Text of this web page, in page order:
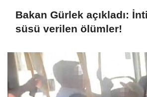
Bakan Gürlek açıkladı:
süsü verilen ölümler!